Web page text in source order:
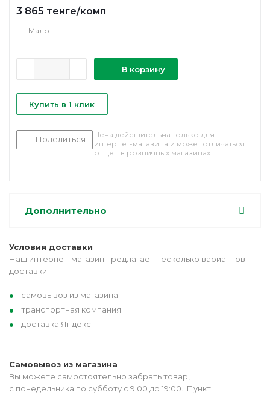
3 865 тенге/комп
Мало
В корзину
Купить в 1 клик
Поделиться
Цена действительна только для
интернет-магазина и может отличаться
от цен в розничных магазинах
Дополнительно
Условия доставки
Наш интернет-магазин предлагает несколько вариантов
доставки:
самовывоз из магазина;
транспортная компания;
доставка Яндекс.
Самовывоз из магазина
Вы можете самостоятельно забрать товар,
с понедельника по субботу с 9:00 до 19:00. Пункт